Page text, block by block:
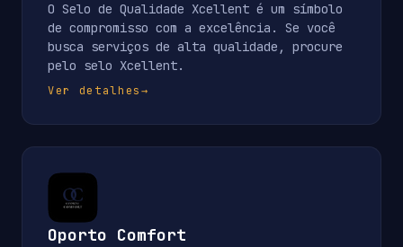
O Selo de Qualidade Xcellent é um símbolo
de compromisso com a excelência. Se você
busca serviços de alta qualidade, procure
pelo selo Xcellent.
Ver detalhes→
Oporto Comfort